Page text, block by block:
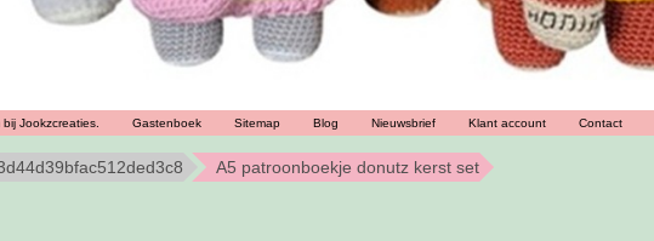
bij Jookzcreaties. Gastenboek Sitemap Blog Nieuwsbrief Klant account Contact
A5 patroonboekje donutz kerst set